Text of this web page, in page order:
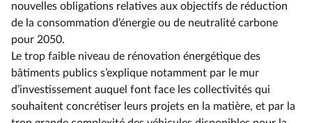
nouvelles obligations relatives aux objectifs de réduction
de la consommation d’énergie ou de neutralité carbone
pour 2050.
Le trop faible niveau de rénovation énergétique des
bâtiments publics s’explique notamment par le mur
d’investissement auquel font face les collectivités qui
souhaitent concrétiser leurs projets en la matière, et par la